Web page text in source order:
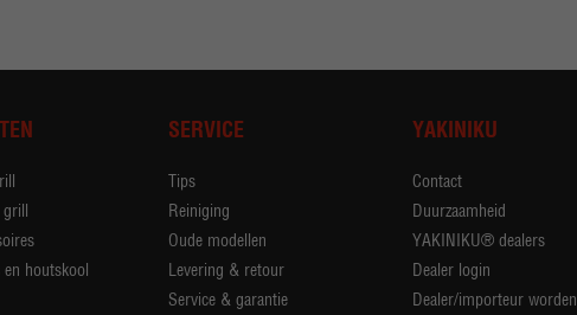
grill
en houtskool
SERVICE
Tips
Reiniging
Oude modellen
Levering & retour
Service & garantie
YAKINIKU
Contact
Duurzaamheid
YAKINIKU® dealers
Dealer login
Dealer/importeur worden